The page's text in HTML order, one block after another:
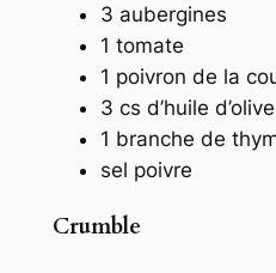
3 aubergines
1 tomate
1 poivron de la
3 cs d’huile d’olive
1 branche de
sel poivre
Crumble